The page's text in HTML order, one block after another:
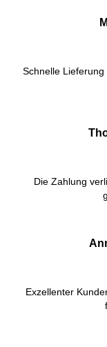
Schnelle
Die Zahlung
Exzellenter